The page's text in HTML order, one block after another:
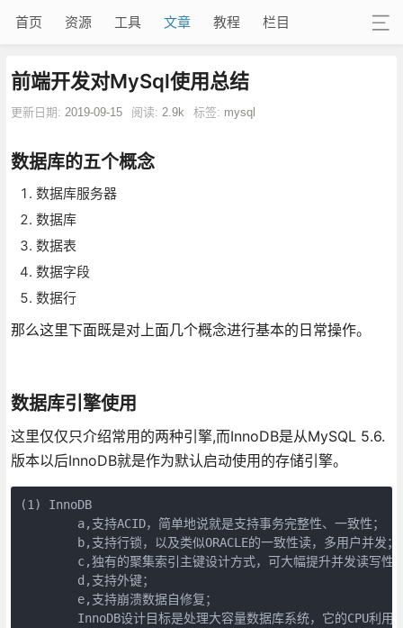
首页 资源 工具 文章 教程 栏目
前端开发对MySql使用总结
更新日期: 2019-09-15 阅读: 2.9k 标签: mysql
数据库的五个概念
数据库服务器
数据库
数据表
数据字段
数据行
那么这里下面既是对上面几个概念进行基本的日常操作。
数据库引擎使用
这里仅仅只介绍常用的两种引擎,而InnoDB是从MySQL 5.6.
版本以后InnoDB就是作为默认启动使用的存储引擎。
(1) InnoDB
        a,支持ACID，简单地说就是支持事务完整性、一致性；
        b,支持行锁，以及类似ORACLE的一致性读，多用户并发；
c,独有的聚集索引主键设计方式，可大幅提升并发读写性
        d,支持外键；
        e,支持崩溃数据自修复；
InnoDB设计目标是处理大容量数据库系统，它的CPU利用